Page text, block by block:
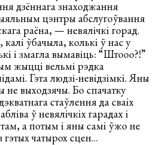
дзённага знаходжання
цэнтры абслугоўвання
раёна, — невялічкі горад.
ўбачыла, колькі ў нас у
і змагла вымавіць: “Штооо?!”
жыцці вельмі рэдка
Гэта людзі-невідзімкі. Яны
не выходзячы. Бо спачатку
стаўлення да сваіх
ў невялічкіх гарадах і
а потым і яны самі ўжо не
чатырох сцен…